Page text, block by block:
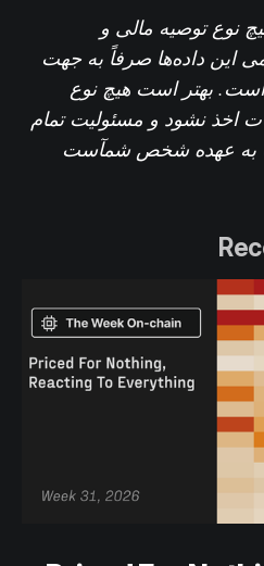
نوع توصیه مالی و
این داده‌ها صرفاً به جهت
بهتر است هیچ نوع
اخذ نشود و مسئولیت تمام
به عهده شخص شمآست